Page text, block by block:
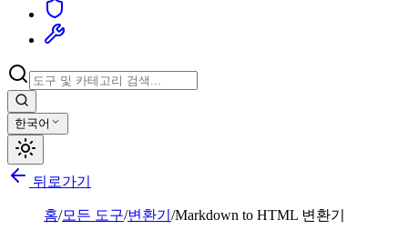
한국어
뒤로가기
홈/모든 도구/변환기 /Markdown to HTML 변환기